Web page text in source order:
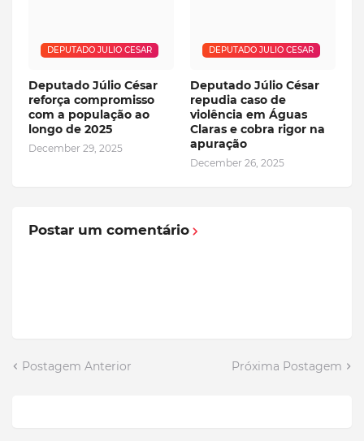
DEPUTADO JULIO CESAR
Deputado Júlio César
reforça compromisso
com a população ao
longo de 2025
December 29, 2025
DEPUTADO JULIO CESAR
Deputado Júlio César
repudia caso de
violência em Águas
Claras e cobra rigor na
apuração
December 26, 2025
Postar um comentário
Postagem Anterior Próxima Postagem